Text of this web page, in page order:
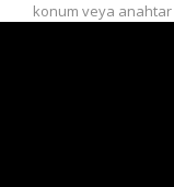
konum veya